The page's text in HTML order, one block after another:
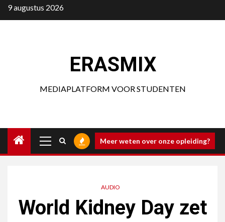
Ga
naar
9 augustus 2026
ERASMIX
MEDIAPLATFORM VOOR STUDENTEN
menu
Meer weten over onze opleiding?
AUDIO
World Kidney Day zet